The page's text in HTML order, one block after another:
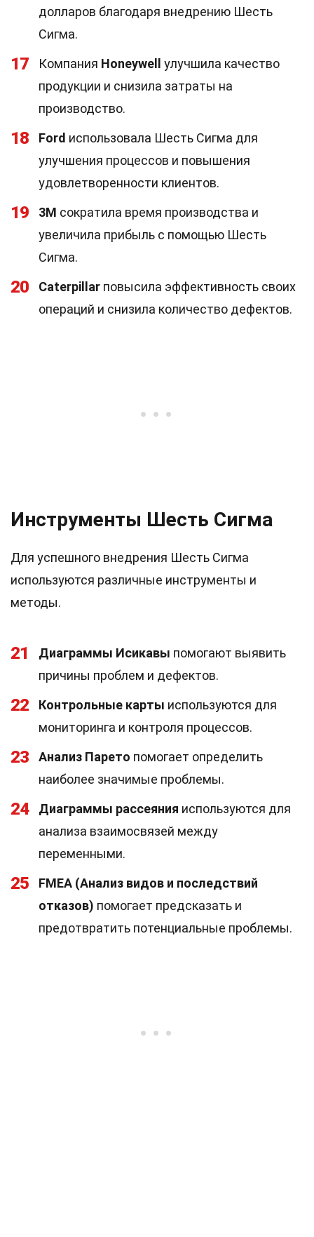
долларов благодаря внедрению Шесть
Сигма.
17 Компания Honeywell
улучшила качество
продукции и снизила затраты на
производство.
18 Ford использовала Шесть Сигма для
улучшения процессов и повышения
удовлетворенности клиентов.
19 3M сократила время производства и
увеличила прибыль с помощью Шесть
Сигма.
20 Caterpillar повысила эффективность своих
операций и снизила количество дефектов.
Инструменты Шесть Сигма
Для успешного внедрения Шесть Сигма
используются различные инструменты и
методы.
21 Диаграммы Исикавы помогают выявить
причины проблем и дефектов.
22 Контрольные карты используются для
мониторинга и контроля процессов.
23 Анализ Парето помогает определить
наиболее значимые проблемы.
24 Диаграммы рассеяния используются для
анализа взаимосвязей между
переменными.
25
FMEA (Анализ видов и последствий
отказов) помогает предсказать и
предотвратить потенциальные проблемы.